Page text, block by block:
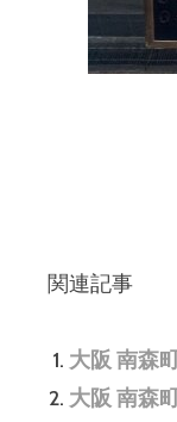
関連記事
大阪 南森
大阪 南森